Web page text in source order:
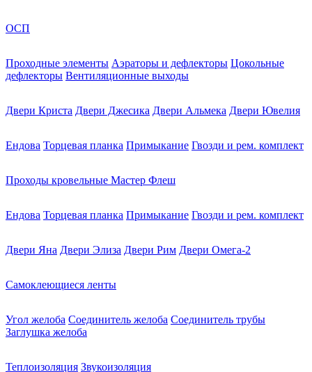
ОСП
Проходные элементы Аэраторы и дефлекторы Цокольные
дефлекторы Вентиляционные выходы
Двери Криста Двери Джесика Двери Альмека Двери Ювелия
Ендова Торцевая планка Примыкание Гвозди и рем. комплект
Проходы кровельные Мастер Флеш
Ендова Торцевая планка Примыкание Гвозди и рем. комплект
Двери Яна Двери Элиза Двери Рим Двери Омега-2
Самоклеющиеся ленты
Угол желоба Соединитель желоба Соединитель трубы
Заглушка желоба
Теплоизоляция Звукоизоляция